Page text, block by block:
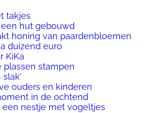
takjes
hut gebouwd
honing van paardenbloemen
duizend euro
KiKa
plassen stampen
ouders en kinderen
in de ochtend
nestje met vogeltjes